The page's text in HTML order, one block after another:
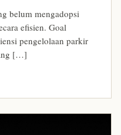
belum mengadopsi
efisien. Goal
pengelolaan parkir
[…]